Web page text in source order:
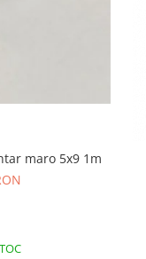
maro 5x9 1m